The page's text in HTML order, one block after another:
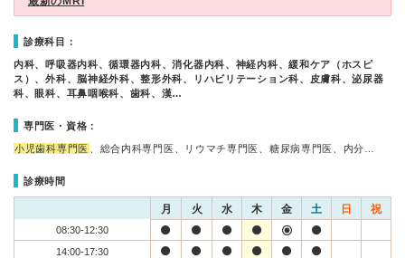
診療科目：
内科、呼吸器内科、循環器内科、消化器内科、神経内科、緩和ケア（ホスピ
ス）、外科、脳神経外科、整形外科、リハビリテーション科、皮膚科、泌尿器
科、眼科、耳鼻咽喉科、歯科、漢…
専門医・資格：
小児歯科専門医 、総合内科専門医、リウマチ専門医、糖尿病専門医、内分…
診療時間
月 火 水 木 金 土 日 祝
08:30-12:30
14:00-17:30